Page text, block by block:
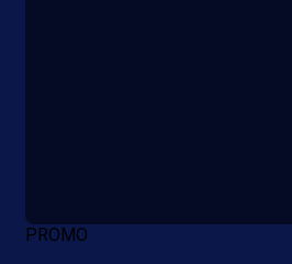
PROMO